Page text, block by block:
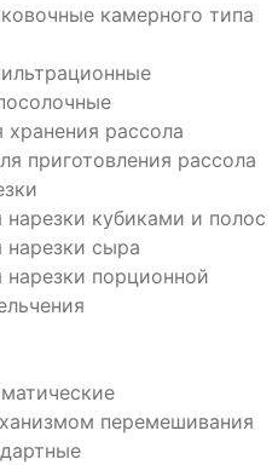
камерного типа
хранения рассола
приготовления рассола
кубиками и полос
сыра
порционной
перемешивания